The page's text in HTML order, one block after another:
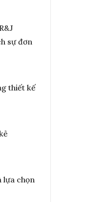
sự đơn
thiết kế
lựa chọn